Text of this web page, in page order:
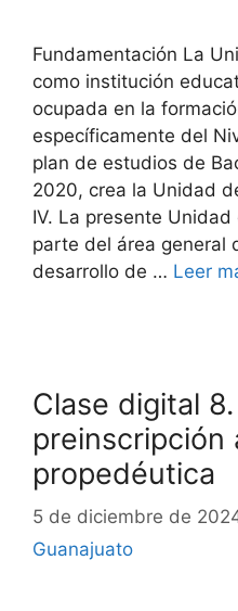
Fundamentación La
como institución
ocupada en la
específicamente del
plan de estudios de
2020, crea la Unidad
IV. La presente
parte del área general
desarrollo de … Leer
Clase digital
preinscripción
propedéutica
5 de diciembre de
Guanajuato